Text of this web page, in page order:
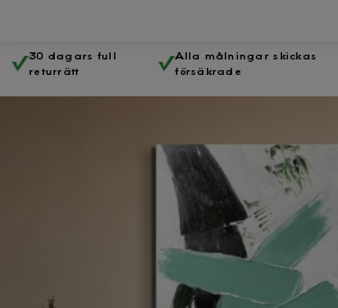
Inga produkter i
30 dagars full
returrätt
Alla målningar skickas
försäkrade